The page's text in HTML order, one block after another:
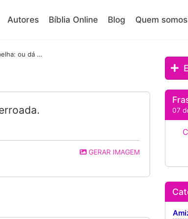
Autores Bíblia Online Blog Quem somos
Mulher é como abelha: ou dá mel ou ferroada.
GERAR IMAGEM
07